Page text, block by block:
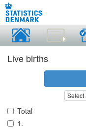
Live births
Select
Total
1.